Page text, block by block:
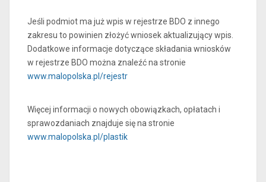
Jeśli podmiot ma już wpis w rejestrze BDO z innego
zakresu to powinien złożyć wniosek aktualizujący wpis.
Dodatkowe informacje dotyczące składania wniosków
w rejestrze BDO można znaleźć na stronie
www.malopolska.pl/rejestr
Więcej informacji o nowych obowiązkach, opłatach i
sprawozdaniach znajduje się na stronie
www.malopolska.pl/plastik